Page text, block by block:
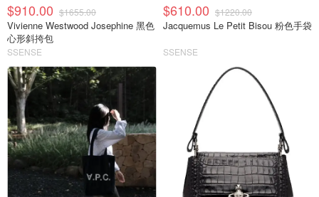
$910.00 $1655.00
Vivienne Westwood Josephine 黑色
心形斜挎包
SSENSE
$610.00 $1220.00
Jacquemus Le Petit Bisou 粉色手袋
SSENSE